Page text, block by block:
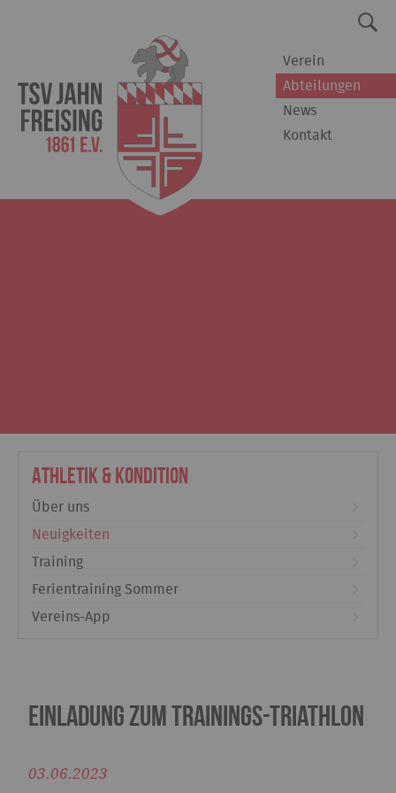
Verein
Abteilungen
News
Kontakt
Athletik & Kondition
Über uns
Neuigkeiten
Training
Ferientraining Sommer
Vereins-App
Einladung zum Trainings-Triathlon
03.06.2023